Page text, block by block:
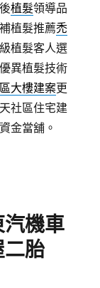
植髮領導品
植髮推薦禿
植髮客人選
異植髮技術
大樓建案更
社區住宅建
金當舖。
機車
二胎